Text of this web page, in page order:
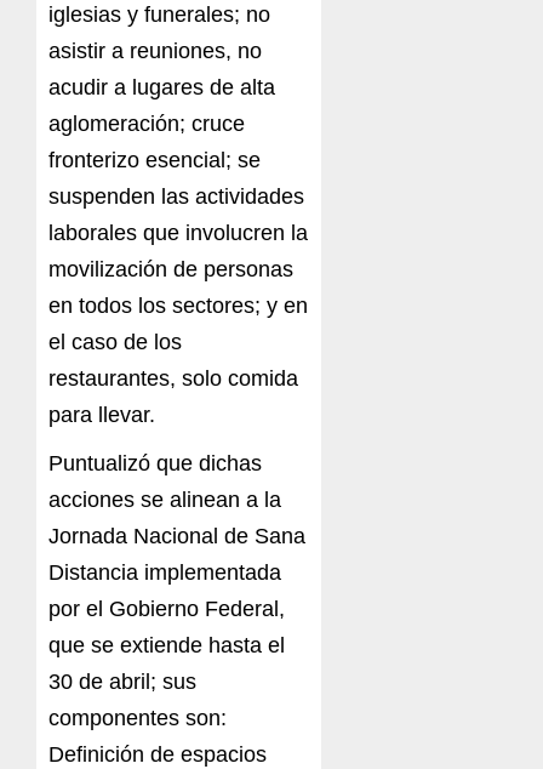
iglesias y funerales; no
asistir a reuniones, no
acudir a lugares de alta
aglomeración; cruce
fronterizo esencial; se
suspenden las actividades
laborales que involucren la
movilización de personas
en todos los sectores; y en
el caso de los
restaurantes, solo comida
para llevar.
Puntualizó que dichas
acciones se alinean a la
Jornada Nacional de Sana
Distancia implementada
por el Gobierno Federal,
que se extiende hasta el
30 de abril; sus
componentes son:
Definición de espacios